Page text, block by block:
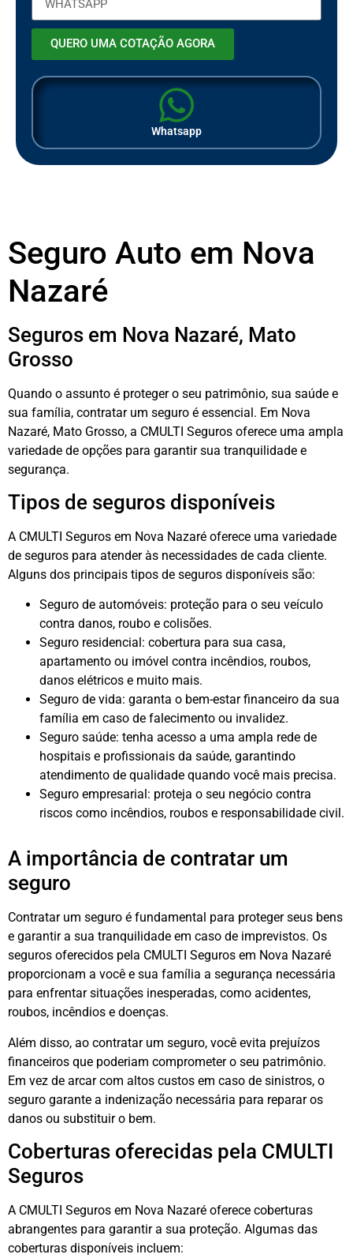
QUERO UMA COTAÇÃO AGORA
Whatsapp
Seguro Auto em Nova
Nazaré
Seguros em Nova Nazaré, Mato
Grosso
Quando o assunto é proteger o seu patrimônio, sua saúde e
sua família, contratar um seguro é essencial. Em Nova
Nazaré, Mato Grosso, a CMULTI Seguros oferece uma ampla
variedade de opções para garantir sua tranquilidade e
segurança.
Tipos de seguros disponíveis
A CMULTI Seguros em Nova Nazaré oferece uma variedade
de seguros para atender às necessidades de cada cliente.
Alguns dos principais tipos de seguros disponíveis são:
Seguro de automóveis: proteção para o seu veículo
contra danos, roubo e colisões.
Seguro residencial: cobertura para sua casa,
apartamento ou imóvel contra incêndios, roubos,
danos elétricos e muito mais.
Seguro de vida: garanta o bem-estar financeiro da sua
família em caso de falecimento ou invalidez.
Seguro saúde: tenha acesso a uma ampla rede de
hospitais e profissionais da saúde, garantindo
atendimento de qualidade quando você mais precisa.
Seguro empresarial: proteja o seu negócio contra
riscos como incêndios, roubos e responsabilidade civil.
A importância de contratar um
seguro
Contratar um seguro é fundamental para proteger seus bens
e garantir a sua tranquilidade em caso de imprevistos. Os
seguros oferecidos pela CMULTI Seguros em Nova Nazaré
proporcionam a você e sua família a segurança necessária
para enfrentar situações inesperadas, como acidentes,
roubos, incêndios e doenças.
Além disso, ao contratar um seguro, você evita prejuízos
financeiros que poderiam comprometer o seu patrimônio.
Em vez de arcar com altos custos em caso de sinistros, o
seguro garante a indenização necessária para reparar os
danos ou substituir o bem.
Coberturas oferecidas pela CMULTI
Seguros
A CMULTI Seguros em Nova Nazaré oferece coberturas
abrangentes para garantir a sua proteção. Algumas das
coberturas disponíveis incluem: